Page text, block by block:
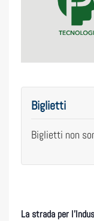
Biglietti
Biglietti non
La strada per